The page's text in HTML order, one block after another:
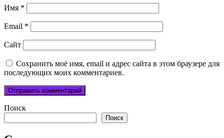
Имя *
Email *
Сайт
Сохранить моё имя, email и адрес сайта в этом браузере для
последующих моих комментариев.
Поиск
Поиск